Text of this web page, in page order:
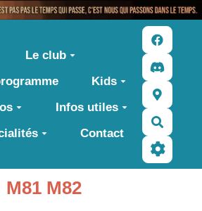
Le club
Kids
Infos utiles
Contact
M81 M82